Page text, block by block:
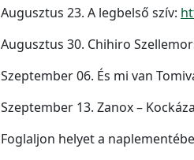
Augusztus 23. A legbelső szív:
Augusztus 30. Chihiro
Szeptember 06. És mi van
Szeptember 13. Zanox –
Foglaljon helyet a